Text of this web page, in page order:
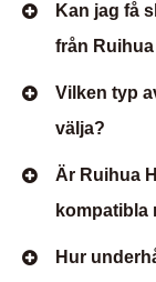
Kan jag få
från
Vilken typ
välja?
Är Ruihua
kompatibla
Hur